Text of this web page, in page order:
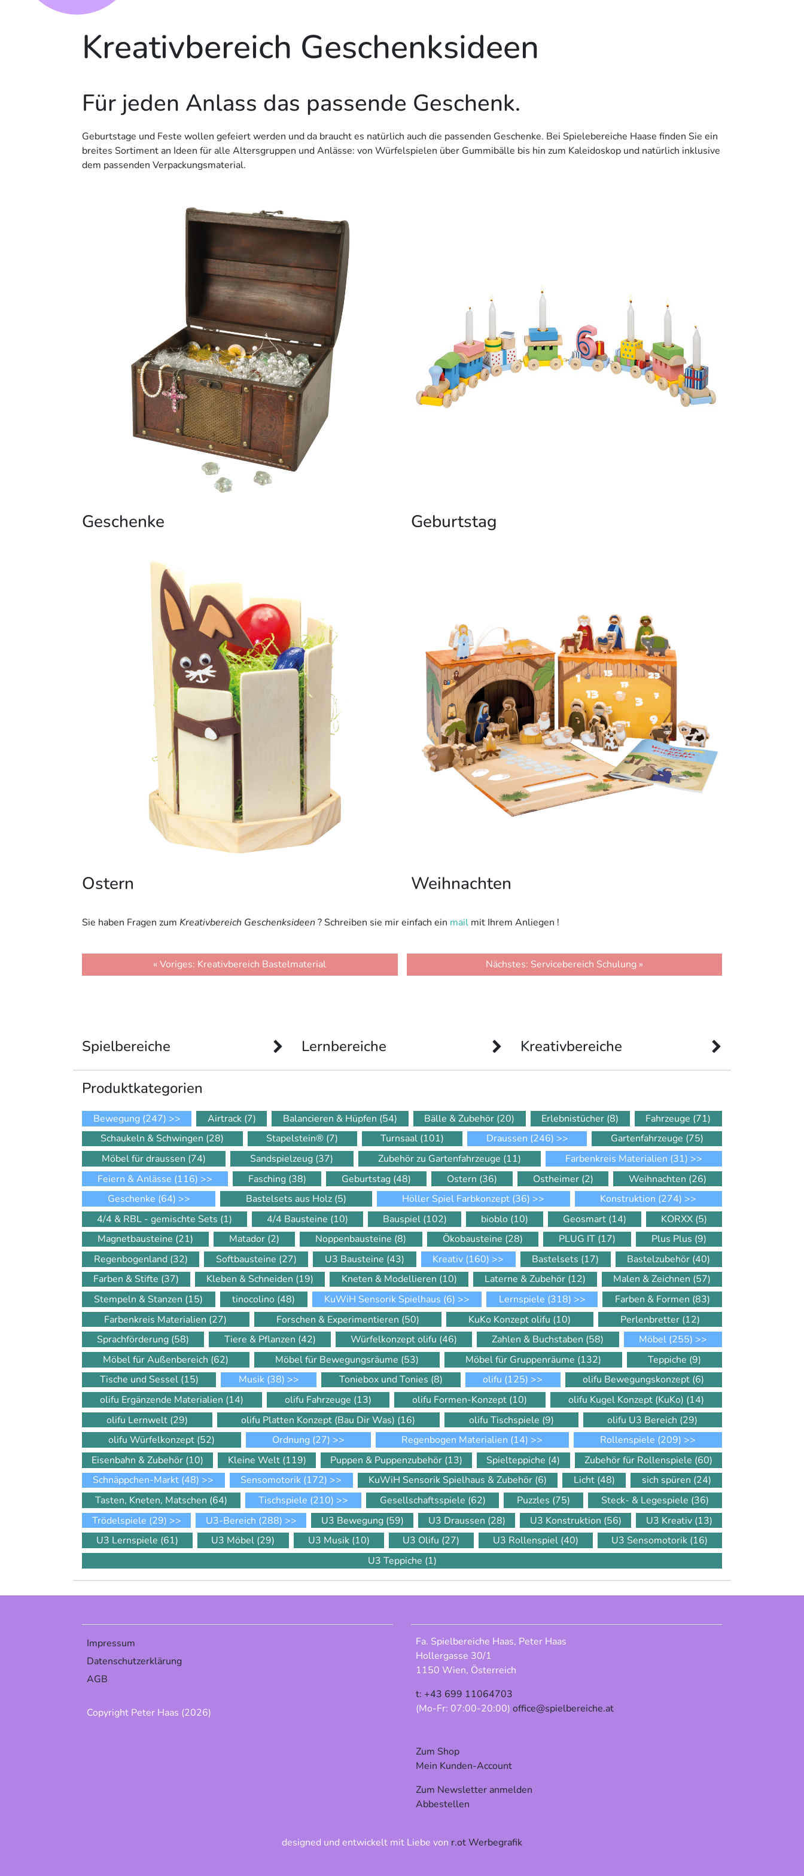
Kreativbereich Geschenks­ideen
Für jeden Anlass das passende Geschenk.
Geburtstage und Feste wollen gefeiert werden und da braucht es natürlich auch die passenden Geschenke. Bei Spielebereiche Haase finden Sie ein
breites Sortiment an Ideen für alle Altersgruppen und Anlässe: von Würfelspielen über Gummibälle bis hin zum Kaleidoskop und natürlich inklusive
dem passenden Verpackungsmaterial.
Geschenke Geburtstag
Ostern Weihnachten
Sie haben Fragen zum Kreativbereich Geschenksideen ? Schreiben sie mir einfach ein mail mit Ihrem Anliegen !
Beitragsnavigation
« Voriges: Kreativbereich Bastelmaterial Nächstes: Servicebereich Schulung »
Spielbereiche Lernbereiche Kreativbereiche
Produkt­kategorien
Bewegung (247) >> Airtrack (7) Balancieren & Hüpfen (54) Bälle & Zubehör (20) Erlebnistücher (8) Fahrzeuge (71)
Schaukeln & Schwingen (28) Stapelstein® (7) Turnsaal (101) Draussen (246) >> Gartenfahrzeuge (75)
Möbel für draussen (74) Sandspielzeug (37) Zubehör zu Gartenfahrzeuge (11) Farbenkreis Materialien (31) >>
Feiern & Anlässe (116) >> Fasching (38) Geburtstag (48) Ostern (36) Ostheimer (2) Weihnachten (26)
Geschenke (64) >> Bastelsets aus Holz (5) Höller Spiel Farbkonzept (36) >> Konstruktion (274) >>
4/4 & RBL - gemischte Sets (1) 4/4 Bausteine (10) Bauspiel (102) bioblo (10) Geosmart (14) KORXX (5)
Magnetbausteine (21) Matador (2) Noppenbausteine (8) Ökobausteine (28) PLUG IT (17) Plus Plus (9)
Regenbogenland (32) Softbausteine (27) U3 Bausteine (43) Kreativ (160) >> Bastelsets (17) Bastelzubehör (40)
Farben & Stifte (37) Kleben & Schneiden (19) Kneten & Modellieren (10) Laterne & Zubehör (12) Malen & Zeichnen (57)
Stempeln & Stanzen (15) tinocolino (48) KuWiH Sensorik Spielhaus (6) >> Lernspiele (318) >> Farben & Formen (83)
Farbenkreis Materialien (27) Forschen & Experimentieren (50) KuKo Konzept olifu (10) Perlenbretter (12)
Sprachförderung (58) Tiere & Pflanzen (42) Würfelkonzept olifu (46) Zahlen & Buchstaben (58) Möbel (255) >>
Möbel für Außenbereich (62) Möbel für Bewegungsräume (53) Möbel für Gruppenräume (132) Teppiche (9)
Tische und Sessel (15) Musik (38) >> Toniebox und Tonies (8) olifu (125) >> olifu Bewegungskonzept (6)
olifu Ergänzende Materialien (14) olifu Fahrzeuge (13) olifu Formen-Konzept (10) olifu Kugel Konzept (KuKo) (14)
olifu Lernwelt (29) olifu Platten Konzept (Bau Dir Was) (16) olifu Tischspiele (9) olifu U3 Bereich (29)
olifu Würfelkonzept (52) Ordnung (27) >> Regenbogen Materialien (14) >> Rollenspiele (209) >>
Eisenbahn & Zubehör (10) Kleine Welt (119) Puppen & Puppenzubehör (13) Spielteppiche (4) Zubehör für Rollenspiele (60)
Schnäppchen-Markt (48) >> Sensomotorik (172) >> KuWiH Sensorik Spielhaus & Zubehör (6) Licht (48) sich spüren (24)
Tasten, Kneten, Matschen (64) Tischspiele (210) >> Gesellschaftsspiele (62) Puzzles (75) Steck- & Legespiele (36)
Trödelspiele (29) >> U3-Bereich (288) >> U3 Bewegung (59) U3 Draussen (28) U3 Konstruktion (56) U3 Kreativ (13)
U3 Lernspiele (61) U3 Möbel (29) U3 Musik (10) U3 Olifu (27) U3 Rollenspiel (40) U3 Sensomotorik (16)
U3 Teppiche (1)
Impressum
Datenschutzerklärung
AGB
Copyright Peter Haas (2026)
Fa. Spielbereiche Haas, Peter Haas
Hollergasse 30/1
1150 Wien, Österreich
t: +43 699 11064703
(Mo-Fr: 07:00-20:00) office@spielbereiche.at
Zum Shop
Mein Kunden-Account
Zum Newsletter anmelden
Abbestellen
designed und entwickelt mit Liebe von r.ot Werbegrafik